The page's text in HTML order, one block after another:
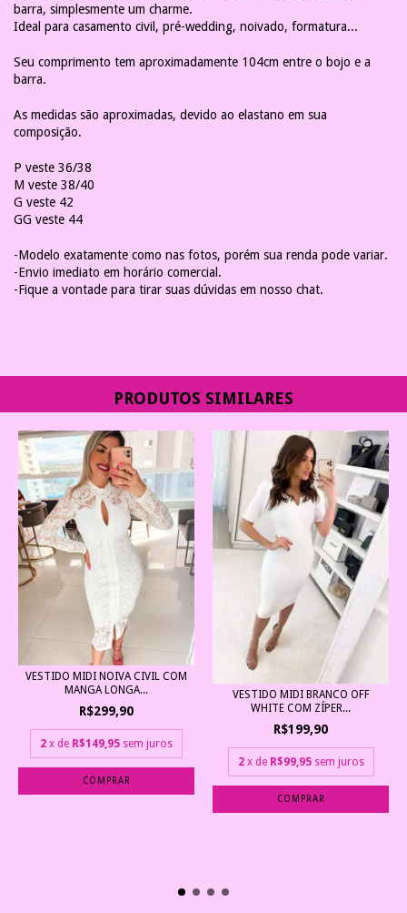
barra, simplesmente um charme.
Ideal para casamento civil, pré-wedding, noivado, formatura...
Seu comprimento tem aproximadamente 104cm entre o bojo e a
barra.
As medidas são aproximadas, devido ao elastano em sua
composição.
P veste 36/38
M veste 38/40
G veste 42
GG veste 44
-Modelo exatamente como nas fotos, porém sua renda pode variar.
-Envio imediato em horário comercial.
-Fique a vontade para tirar suas dúvidas em nosso chat.
PRODUTOS SIMILARES
VESTIDO MIDI NOIVA CIVIL COM
MANGA LONGA...
R$299,90
2 x de R$149,95 sem juros
COMPRAR
VESTIDO MIDI BRANCO OFF
WHITE COM ZÍPER...
R$199,90
2 x de R$99,95 sem juros
COMPRAR